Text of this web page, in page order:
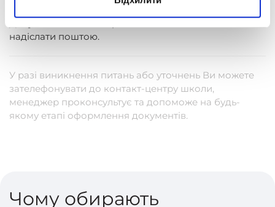
справу вашої дитини необхідно подати до «Оптіми».
надіслати поштою.
У разі виникнення питань або уточнень Ви можете
зателефонувати до контакт-центру школи,
менеджер проконсультує та допоможе на будь-
якому етапі оформлення документів.
Чому обирають